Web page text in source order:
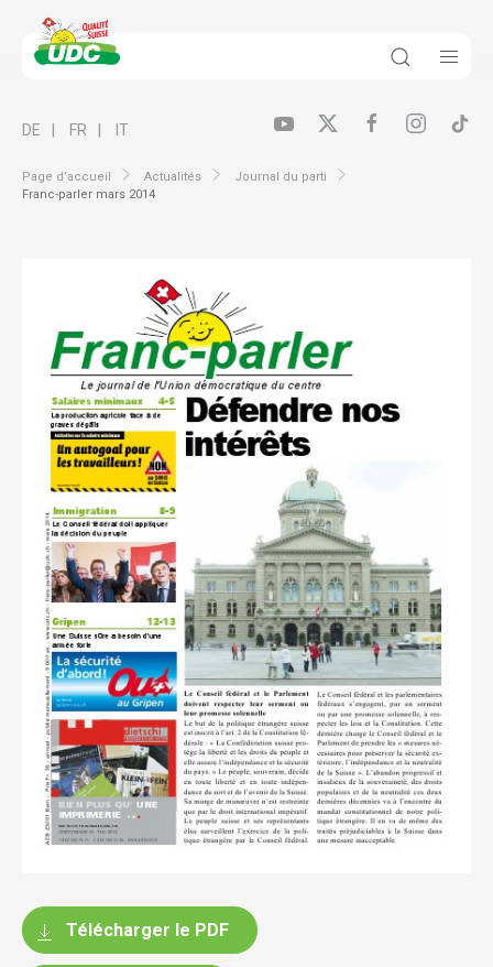
Page d’accueil Actualités
Journal du parti
Franc-parler mars 2014
DE FR IT
Télécharger le PDF